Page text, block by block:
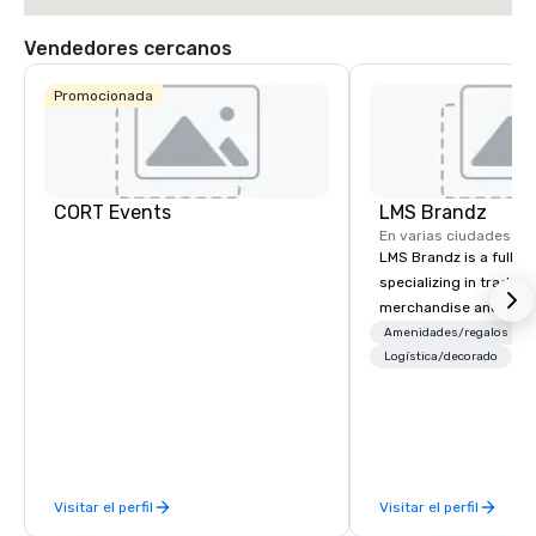
Vendedores cercanos
Promocionada
CORT Events
Visitar el perfil
LMS Brandz
En varias ciudades
LMS Brandz is a full-
specializing in trade
merchandise and
booth giveaways and
to executive gifting,
years of industry
Amenidades/regalos
Logística/decorado
Visitar el perfil